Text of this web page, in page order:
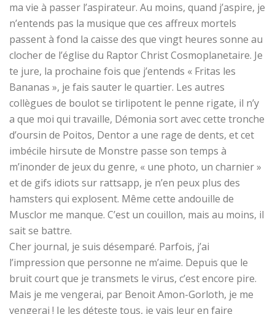
ma vie à passer l’aspirateur. Au moins, quand j’aspire, je
n’entends pas la musique que ces affreux mortels
passent à fond la caisse des que vingt heures sonne au
clocher de l’église du Raptor Christ Cosmoplanetaire. Je
te jure, la prochaine fois que j’entends « Fritas les
Bananas », je fais sauter le quartier. Les autres
collègues de boulot se tirlipotent le penne rigate, il n’y
a que moi qui travaille, Démonia sort avec cette tronche
d’oursin de Poitos, Dentor a une rage de dents, et cet
imbécile hirsute de Monstre passe son temps à
m’inonder de jeux du genre, « une photo, un charnier »
et de gifs idiots sur rattsapp, je n’en peux plus des
hamsters qui explosent. Même cette andouille de
Musclor me manque. C’est un couillon, mais au moins, il
sait se battre.
Cher journal, je suis désemparé. Parfois, j’ai
l’impression que personne ne m’aime. Depuis que le
bruit court que je transmets le virus, c’est encore pire.
Mais je me vengerai, par Benoit Amon-Gorloth, je me
vengerai ! Je les déteste tous, je vais leur en faire